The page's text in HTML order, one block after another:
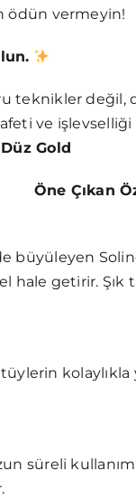
ödün vermeyin!
teknikler değil,
ve işlevselliği
Gold
büyüleyen
hale getirir. Şık
tüylerin
süreli